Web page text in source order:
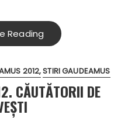
Reading
2012 STIRI GAUDEAMUS
CĂUTĂTORII DE